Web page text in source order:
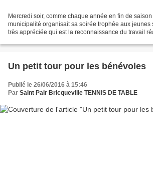
Mercredi soir, comme chaque année en fin de
municipalité organisait sa soirée trophée aux jeunes
très appréciée qui est la reconnaissance du travail
Un petit tour pour les bénévoles
Publié le 26/06/2016 à 15:46
Par Saint Pair Bricqueville TENNIS DE TABLE